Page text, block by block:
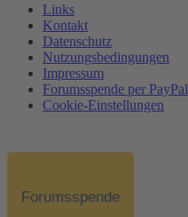
Links
Kontakt
Datenschutz
Nutzungsbedingungen
Impressum
Forumsspende per PayPal
Cookie-Einstellungen
Forumsspende